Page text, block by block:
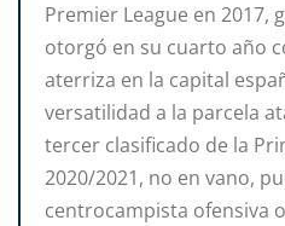
Premier League en 2017,
otorgó en su cuarto año
aterriza en la capital
versatilidad a la parcela
tercer clasificado de la
2020/2021, no en vano,
centrocampista ofensiva